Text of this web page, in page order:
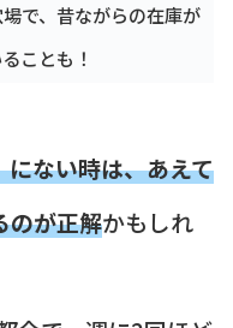
で、昔ながらの在庫が
ことも！
ない時は、あえて
のが正解かもしれ